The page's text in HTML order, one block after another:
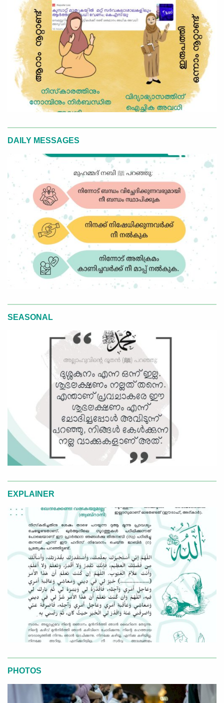
DAILY MESSAGES
SEASONAL
EXPLAINER
PHOTOS